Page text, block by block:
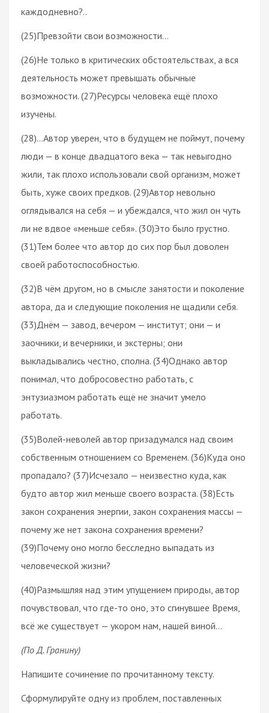
каждодневно?..
(25)Превзойти свои возможности…
(26)Не только в критических обстоятельствах, а вся
деятельность может превышать обычные
возможности. (27)Ресурсы человека ещё плохо
изучены.
(28)…Автор уверен, что в будущем не поймут, почему
люди — в конце двадцатого века — так невыгодно
жили, так плохо использовали свой организм, может
быть, хуже своих предков. (29)Автор невольно
оглядывался на себя — и убеждался, что жил он чуть
ли не вдвое «меньше себя». (30)Это было грустно.
(31)Тем более что автор до сих пор был доволен
своей работоспособностью.
(32)В чём другом, но в смысле занятости и поколение
автора, да и следующие поколения не щадили себя.
(33)Днём — завод, вечером — институт; они — и
заочники, и вечерники, и экстерны; они
выкладывались честно, сполна. (34)Однако автор
понимал, что добросовестно работать, с
энтузиазмом работать ещё не значит умело
работать.
(35)Волей-неволей автор призадумался над своим
собственным отношением со Временем. (36)Куда оно
пропадало? (37)Исчезало — неизвестно куда, как
будто автор жил меньше своего возраста. (38)Есть
закон сохранения энергии, закон сохранения массы —
почему же нет закона сохранения времени?
(39)Почему оно могло бесследно выпадать из
человеческой жизни?
(40)Размышляя над этим упущением природы, автор
почувствовал, что где-то оно, это сгинувшее Время,
всё же существует — укором нам, нашей виной…
(По Д. Гранину)
Напишите сочинение по прочитанному тексту.
Сформулируйте одну из проблем, поставленных